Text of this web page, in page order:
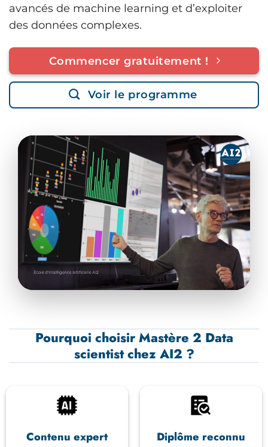
avancés de machine learning et d’exploiter
des données complexes.
Commencer gratuitement !
Voir le programme
Pourquoi choisir Mastère 2 Data
scientist chez AI2 ?
Contenu expert Diplôme reconnu